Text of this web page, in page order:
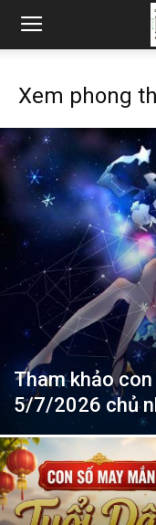
Xem phong
Tham khảo
5/7/2026 chủ